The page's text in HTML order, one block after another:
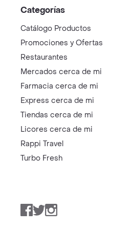
Categorías
Catálogo Productos
Promociones y Ofertas
Restaurantes
Mercados cerca de mi
Farmacia cerca de mi
Express cerca de mi
Tiendas cerca de mi
Licores cerca de mi
Rappi Travel
Turbo Fresh
Facebook
TwitterInstagram